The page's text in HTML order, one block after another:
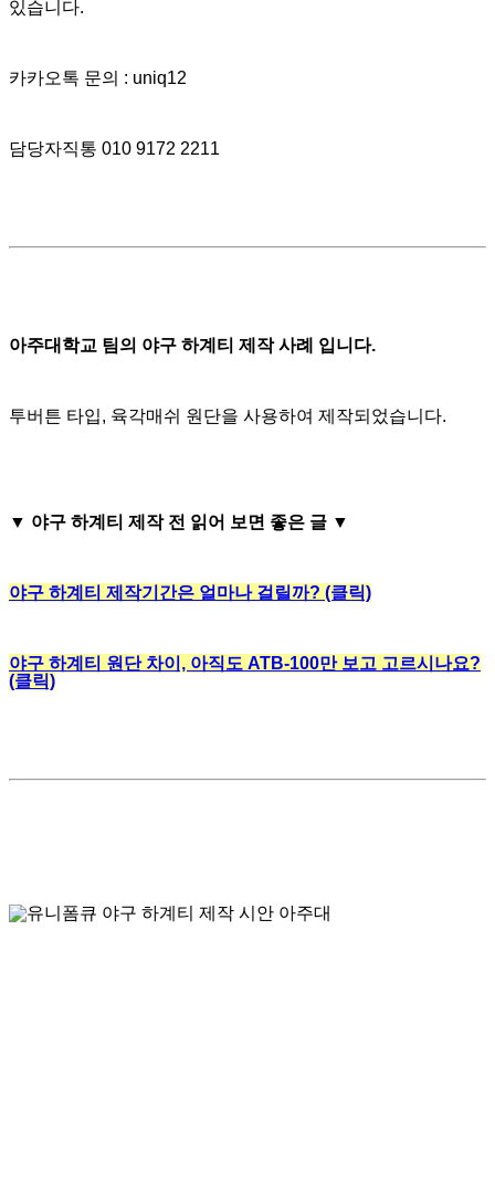
있습니다.
카카오톡 문의 : uniq12
담당자직통 010 9172 2211
아주대학교 팀의 야구 하계티 제작 사례 입니다.
투버튼 타입, 육각매쉬 원단을 사용하여 제작되었습니다.
▼ 야구 하계티 제작 전 읽어 보면 좋은 글 ▼
야구 하계티 제작기간은 얼마나 걸릴까? (클릭)
야구 하계티 원단 차이, 아직도 ATB-100만 보고 고르시나요?
(클릭)